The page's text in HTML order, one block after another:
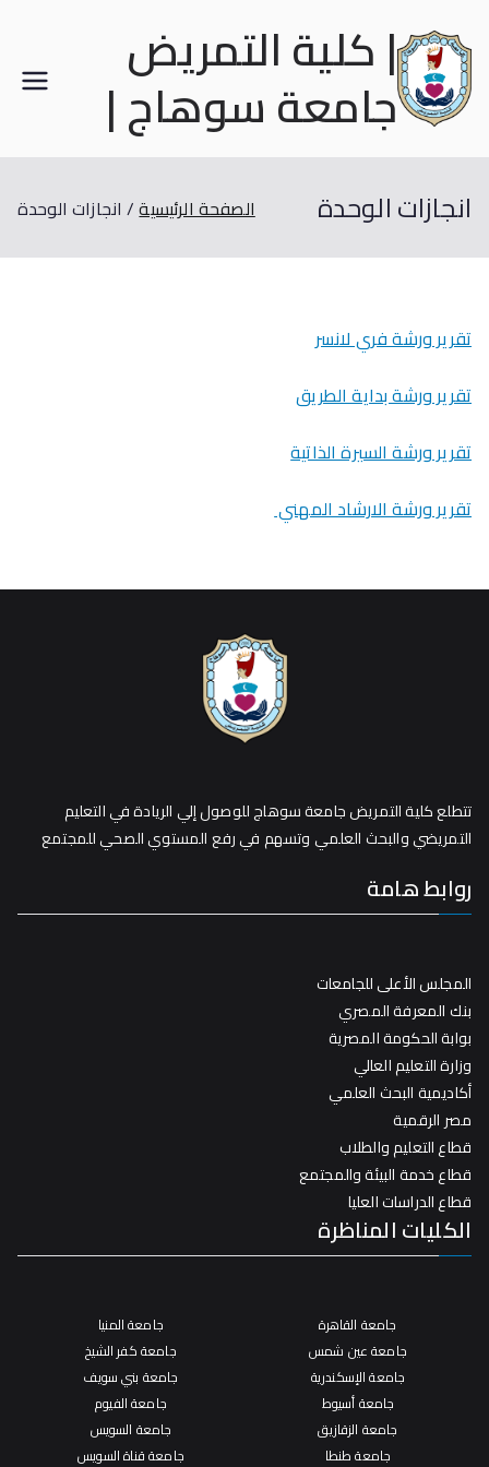
| كلية التمريض
جامعة سوهاج |
انجازات الوحدة الصفحة الرئيسية انجازات الوحدة
تقرير ورشة فري لانسر
تقرير ورشة بداية الطريق
تقرير ورشة السيرة الذاتية
تقرير ورشة الارشاد المهني
تتطلع كلية التمريض جامعة سوهاج للوصول إلي الريادة في التعليم
التمريضي والبحث العلمي وتسهم في رفع المستوي الصحي للمجتمع
روابط هامة
المجلس الأعلى للجامعات
بنك المعرفة المصري
بوابة الحكومة المصرية
وزارة التعليم العالي
أكاديمية البحث العلمي
مصر الرقمية
قطاع التعليم والطلاب
قطاع خدمة البيئة والمجتمع
قطاع الدراسات العليا
الكليات المناظرة
جامعة القاهرة
جامعة عين شمس
جامعة الإسكندرية
جامعة أسيوط
جامعة الزقازيق
جامعة طنطا
جامعة المنيا
جامعة كفر الشيخ
جامعة بني سويف
جامعة الفيوم
جامعة السويس
جامعة قناة السويس